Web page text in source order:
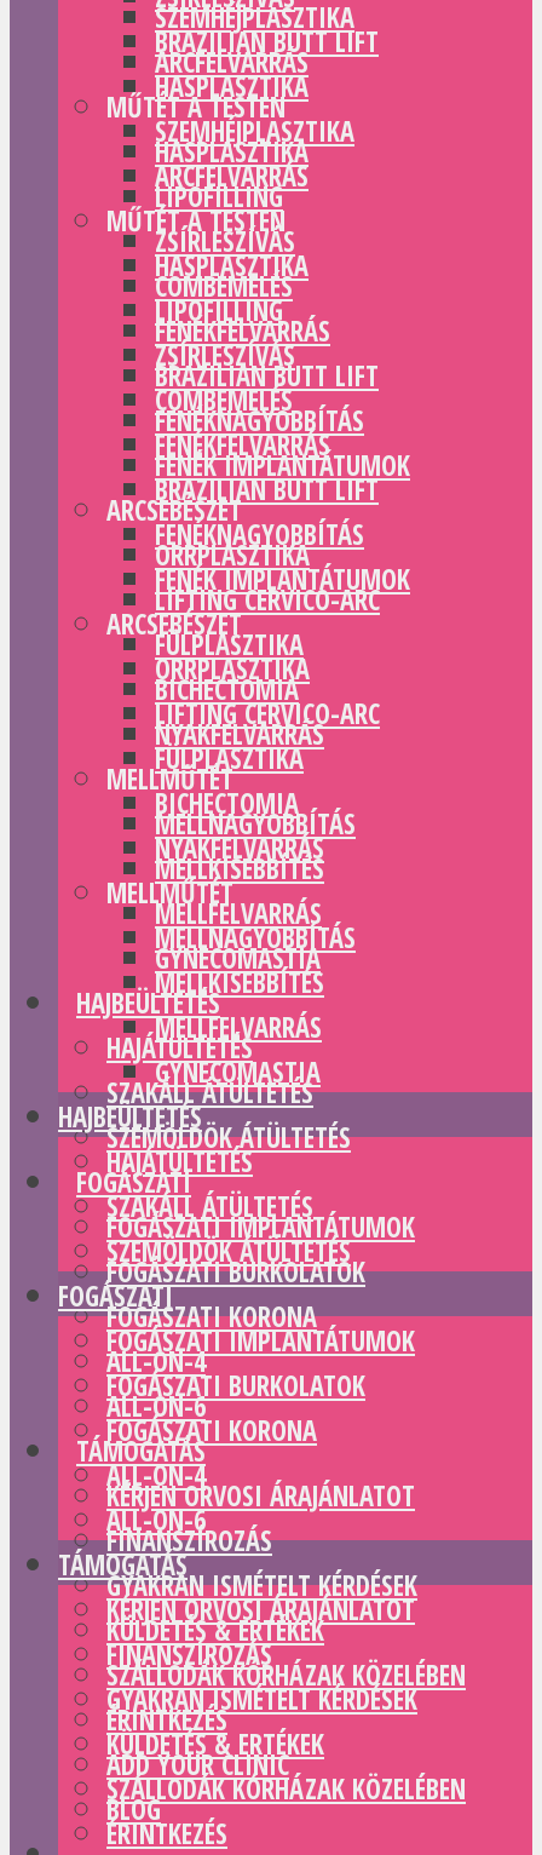
SZEMHÉJPLASZTIKA
ARCFELVARRÁS
MŰTÉT A TESTEN
HASPLASZTIKA
LIPOFILLING
ZSÍRLESZÍVÁS
COMBEMELÉS
FENÉKFELVARRÁS
BRAZILIAN BUTT LIFT
FENÉKNAGYOBBÍTÁS
FENÉK IMPLANTÁTUMOK
ARCSEBÉSZET
ORRPLASZTIKA
LIFTING CERVICO-ARC
FÜLPLASZTIKA
BICHECTOMIA
NYAKFELVARRÁS
MELLMŰTÉT
MELLNAGYOBBÍTÁS
MELLKISEBBÍTÉS
MELLFELVARRÁS
GYNECOMASTIA
HAJBEÜLTETÉS
HAJÁTÜLTETÉS
SZAKÁLL ÁTÜLTETÉS
SZEMÖLDÖK ÁTÜLTETÉS
FOGÁSZATI
FOGÁSZATI IMPLANTÁTUMOK
FOGÁSZATI BURKOLATOK
FOGÁSZATI KORONA
ALL-ON-4
ALL-ON-6
TÁMOGATÁS
KÉRJEN ORVOSI ÁRAJÁNLATOT
FINANSZÍROZÁS
GYAKRAN ISMÉTELT KÉRDÉSEK
KÜLDETÉS & ERTÉKEK
SZÁLLODÁK KÓRHÁZAK KÖZELÉBEN
ÉRINTKEZÉS
ADD YOUR CLINIC
BLOG
BRAZILIAN BUTT LIFT
HASPLASZTIKA
SZEMHÉJPLASZTIKA
ARCFELVARRÁS
MŰTÉT A TESTEN
HASPLASZTIKA
LIPOFILLING
ZSÍRLESZÍVÁS
COMBEMELÉS
FENÉKFELVARRÁS
BRAZILIAN BUTT LIFT
FENÉKNAGYOBBÍTÁS
FENÉK IMPLANTÁTUMOK
ARCSEBÉSZET
ORRPLASZTIKA
LIFTING CERVICO-ARC
FÜLPLASZTIKA
BICHECTOMIA
NYAKFELVARRÁS
MELLMŰTÉT
MELLNAGYOBBÍTÁS
MELLKISEBBÍTÉS
MELLFELVARRÁS
GYNECOMASTIA
HAJBEÜLTETÉS
HAJÁTÜLTETÉS
SZAKÁLL ÁTÜLTETÉS
SZEMÖLDÖK ÁTÜLTETÉS
FOGÁSZATI
FOGÁSZATI IMPLANTÁTUMOK
FOGÁSZATI BURKOLATOK
FOGÁSZATI KORONA
ALL-ON-4
ALL-ON-6
TÁMOGATÁS
KÉRJEN ORVOSI ÁRAJÁNLATOT
FINANSZÍROZÁS
GYAKRAN ISMÉTELT KÉRDÉSEK
KÜLDETÉS & ERTÉKEK
SZÁLLODÁK KÓRHÁZAK KÖZELÉBEN
ÉRINTKEZÉS